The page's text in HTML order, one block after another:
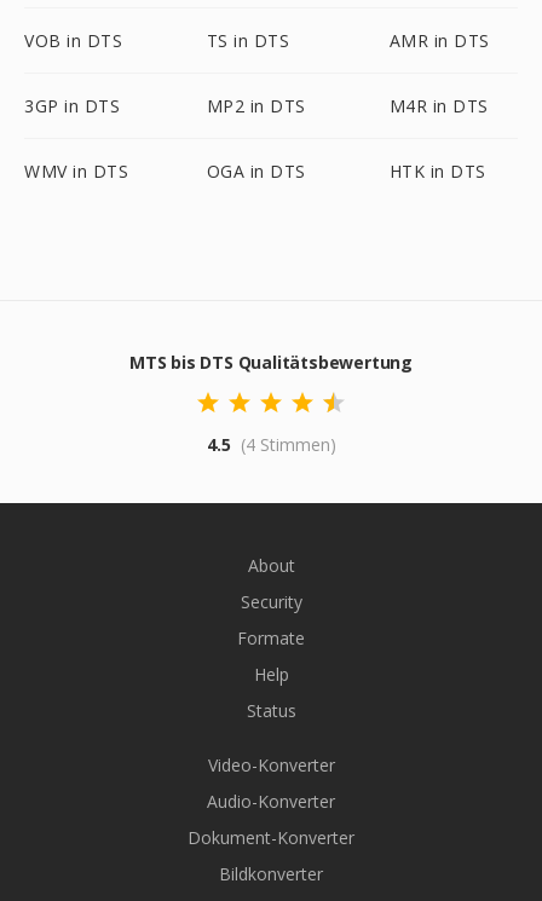
VOB in DTS TS in DTS AMR in DTS
3GP in DTS MP2 in DTS M4R in DTS
WMV in DTS OGA in DTS HTK in DTS
MTS bis DTS Qualitätsbewertung
4.5 (4 Stimmen)
About
Security
Formate
Help
Status
Video-Konverter
Audio-Konverter
Dokument-Konverter
Bildkonverter